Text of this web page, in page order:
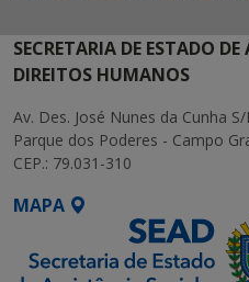
SECRETARIA DE ESTADO
DIREITOS HUMANOS
Av. Des. José Nunes da Cunha
Parque dos Poderes - Campo
CEP.: 79.031-310
MAPA